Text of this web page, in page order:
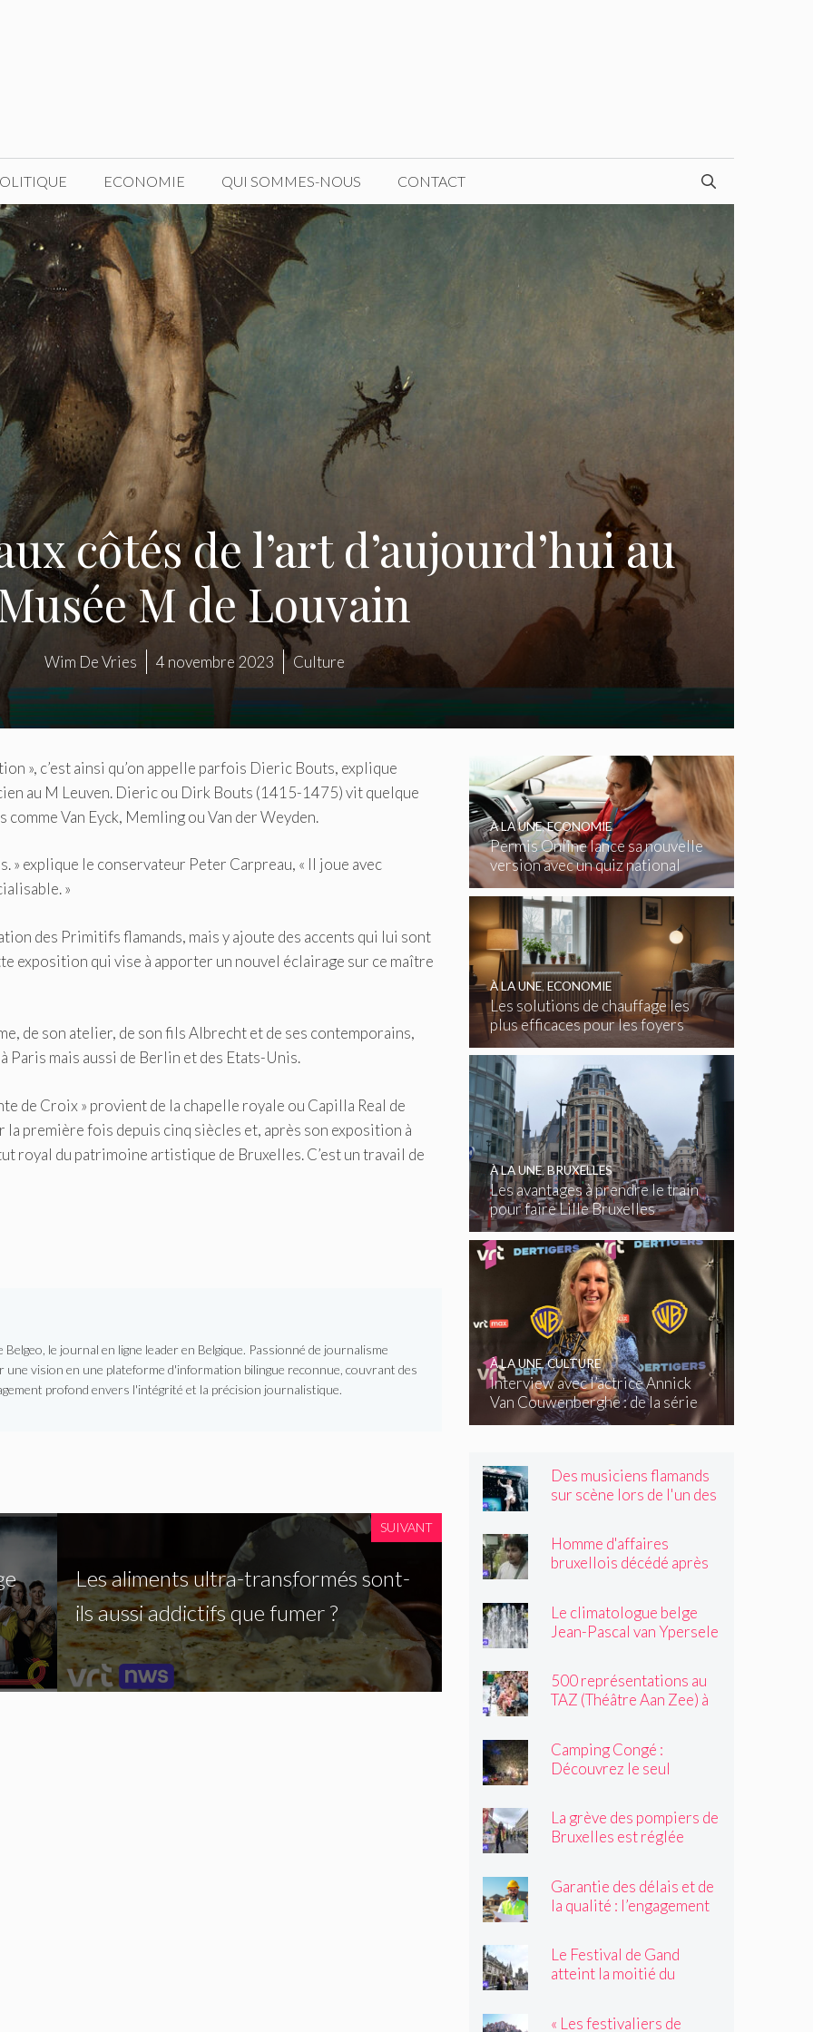
ECONOMIE QUI SOMMES-NOUS CONTACT
côtés de l’art d’aujourd’hui au
M de Louvain
Wim De Vries 4 novembre 2023 Culture
», c’est ainsi qu’on appelle parfois Dieric Bouts, explique
au M Leuven. Dieric ou Dirk Bouts (1415-1475) vit quelque
Van Eyck, Memling ou Van der Weyden.
» explique le conservateur Peter Carpreau, « Il joue avec
»
des Primitifs flamands, mais y ajoute des accents qui lui sont
exposition qui vise à apporter un nouvel éclairage sur ce maître
de son atelier, de son fils Albrecht et de ses contemporains,
Paris mais aussi de Berlin et des Etats-Unis.
de Croix » provient de la chapelle royale ou Capilla Real de
première fois depuis cinq siècles et, après son exposition à
royal du patrimoine artistique de Bruxelles. C’est un travail de
le journal en ligne leader en Belgique. Passionné de journalisme
vision en une plateforme d'information bilingue reconnue, couvrant des
profond envers l'intégrité et la précision journalistique.
SUIVANT
Les aliments ultra-transformés sont-
ils aussi addictifs que fumer ?
Permis Online lance sa nouvelle
version avec un quiz national
gratuit
À LA UNE,ECONOMIE
Les solutions de chauffage les
plus efficaces pour les foyers
belges
À LA UNE, ECONOMIE
Les avantages à prendre le train
pour faire Lille Bruxelles
À LA UNE,BRUXELLES
Interview avec l’actrice Annick
Van Couwenberghe : de la série
télévisée Dertigers au court-
À LA UNE,CULTURE
Des musiciens flamands
sur scène lors de l'un des
Homme d'affaires
bruxellois décédé après
son passage, il souriait
toujours »
Le climatologue belge
Jean-Pascal van Ypersele
500 représentations au
TAZ (Théâtre Aan Zee) à
Camping Congé :
Découvrez le seul
La grève des pompiers de
Bruxelles est réglée
Garantie des délais et de
la qualité : l’engagement
Le Festival de Gand
atteint la moitié du
« Les festivaliers de